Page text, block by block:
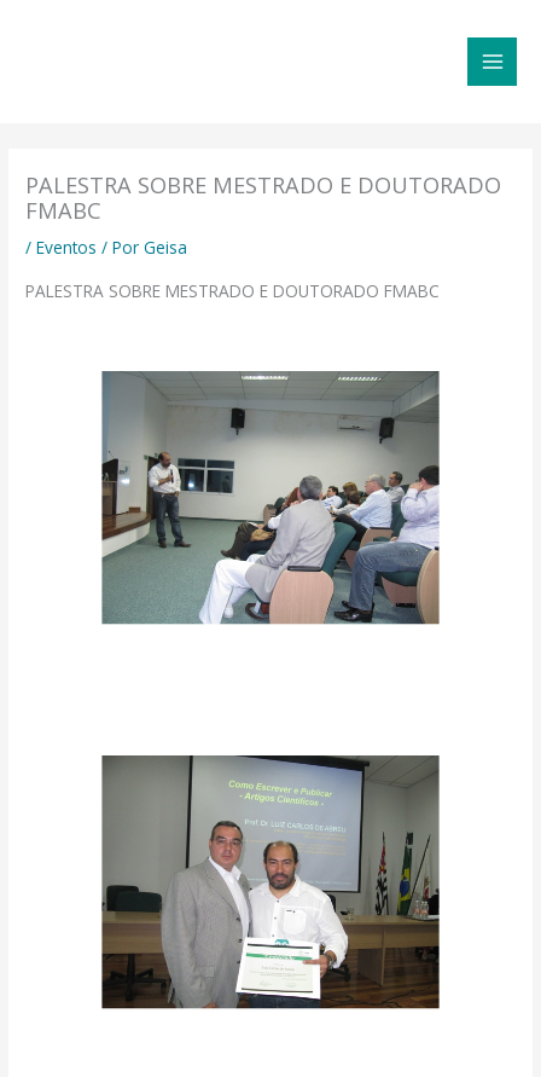
PALESTRA SOBRE MESTRADO E DOUTORADO
FMABC
/Eventos / PorGeisa
PALESTRA SOBRE MESTRADO E DOUTORADO FMABC